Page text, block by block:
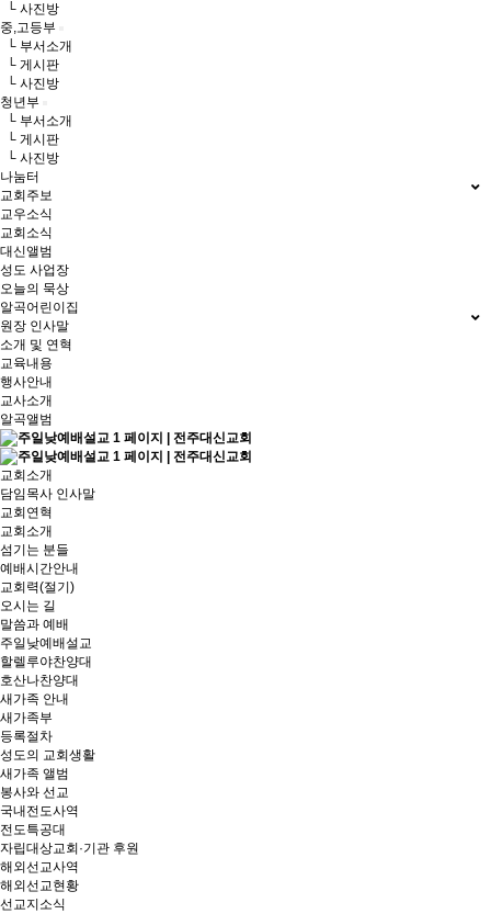
└ 사진방
중,고등부
└ 부서소개
└ 게시판
└ 사진방
청년부
└ 부서소개
└ 게시판
└ 사진방
나눔터
교회주보
교우소식
교회소식
대신앨범
성도 사업장
오늘의 묵상
알곡어린이집
원장 인사말
소개 및 연혁
교육내용
행사안내
교사소개
알곡앨범
교회소개
담임목사 인사말
교회연혁
교회소개
섬기는 분들
예배시간안내
교회력(절기)
오시는 길
말씀과 예배
주일낮예배설교
할렐루야찬양대
호산나찬양대
새가족 안내
새가족부
등록절차
성도의 교회생활
새가족 앨범
봉사와 선교
국내전도사역
전도특공대
자립대상교회·기관 후원
해외선교사역
해외선교현황
선교지소식